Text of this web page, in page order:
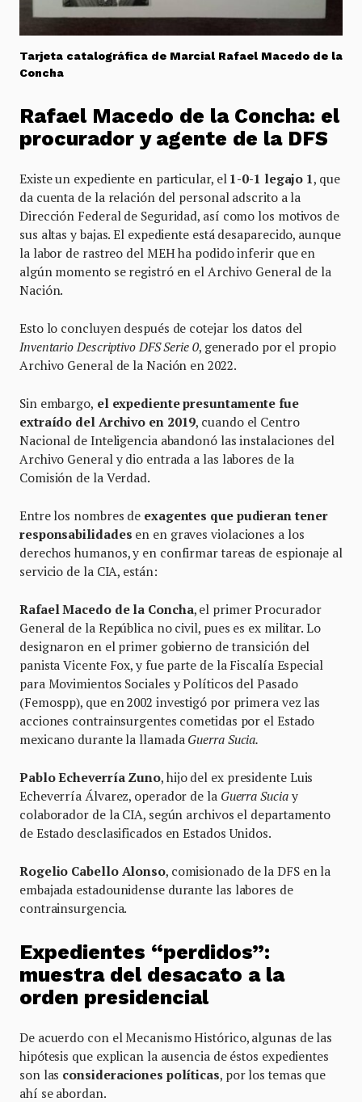
Tarjeta catalográfica de Marcial Rafael Macedo de la
Concha
Rafael Macedo de la Concha: el
procurador y agente de la DFS
Existe un expediente en particular, el 1-0-1 legajo 1 , que
da cuenta de la relación del personal adscrito a la
Dirección Federal de Seguridad, así como los motivos de
sus altas y bajas. El expediente está desaparecido, aunque
la labor de rastreo del MEH ha podido inferir que en
algún momento se registró en el Archivo General de la
Nación.
Esto lo concluyen después de cotejar los datos del
Inventario Descriptivo DFS Serie 0, generado por el propio
Archivo General de la Nación en 2022.
Sin embargo, el expediente presuntamente fue
extraído del Archivo en 2019, cuando el Centro
Nacional de Inteligencia abandonó las instalaciones del
Archivo General y dio entrada a las labores de la
Comisión de la Verdad.
Entre los nombres de exagentes que pudieran tener
responsabilidades en en graves violaciones a los
derechos humanos, y en confirmar tareas de espionaje al
servicio de la CIA, están:
Rafael Macedo de la Concha, el primer Procurador
General de la República no civil, pues es ex militar. Lo
designaron en el primer gobierno de transición del
panista Vicente Fox, y fue parte de la Fiscalía Especial
para Movimientos Sociales y Políticos del Pasado
(Femospp), que en 2002 investigó por primera vez las
acciones contrainsurgentes cometidas por el Estado
mexicano durante la llamada Guerra Sucia.
Pablo Echeverría Zuno, hijo del ex presidente Luis
Echeverría Álvarez, operador de la Guerra Suciay
colaborador de la CIA, según archivos el departamento
de Estado desclasificados en Estados Unidos.
Rogelio Cabello Alonso, comisionado de la DFS en la
embajada estadounidense durante las labores de
contrainsurgencia.
Expedientes “perdidos”:
muestra del desacato a la
orden presidencial
De acuerdo con el Mecanismo Histórico, algunas de las
hipótesis que explican la ausencia de éstos expedientes
son las consideraciones políticas, por los temas que
ahí se abordan.